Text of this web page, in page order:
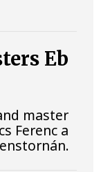
Eb
master
Ferenc a